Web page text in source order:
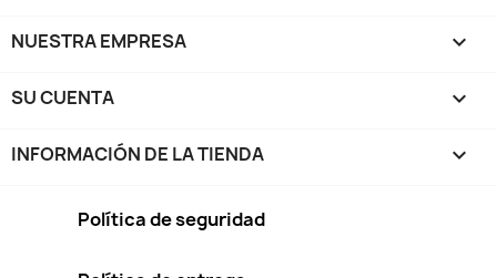
NUESTRA EMPRESA 
SU CUENTA 
INFORMACIÓN DE LA TIENDA keyboard_arrow_down
Política de seguridad